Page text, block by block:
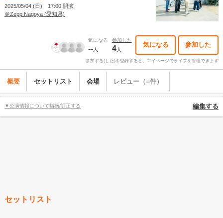
2025/05/04 (日) 17:00 開演
＠Zepp Nagoya (愛知県)
気になる
--人
参加した
4人
気になる 参加した
参加する(した)を登録すると、マイページでライブを管理できます
概要 セットリスト 会場 レビュー（--件）
▼公演情報について指摘/訂正する 編集する
セットリスト